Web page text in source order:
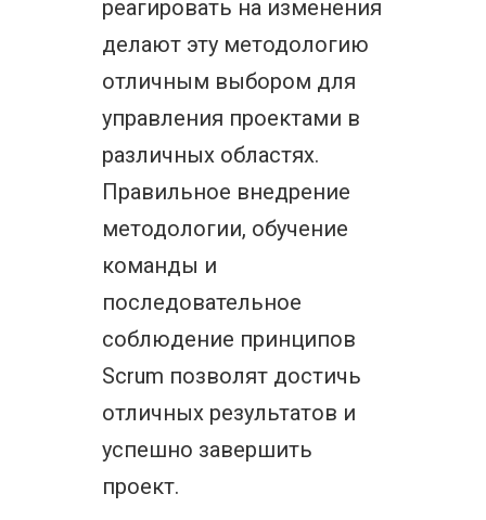
реагировать на изменения
делают эту методологию
отличным выбором для
управления проектами в
различных областях.
Правильное внедрение
методологии, обучение
команды и
последовательное
соблюдение принципов
Scrum позволят достичь
отличных результатов и
успешно завершить
проект.